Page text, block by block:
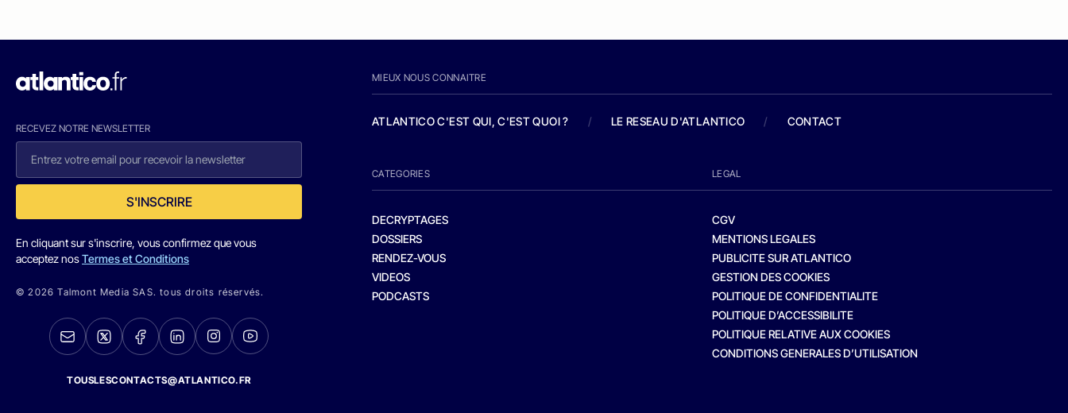
RECEVEZ NOTRE NEWSLETTER
S'INSCRIRE
En cliquant sur s'inscrire, vous confirmez que vous
acceptez nosTermes et Conditions
© 2026 Talmont Media SAS. tous droits réservés.
TOUSLESCONTACTS@ATLANTICO.FR
MIEUX NOUS CONNAITRE
ATLANTICO C'EST QUI, C'EST QUOI ? / LE RESEAU D'ATLANTICO / CONTACT
CATEGORIES
DECRYPTAGES
DOSSIERS
RENDEZ-VOUS
VIDEOS
PODCASTS
LEGAL
CGV
MENTIONS LEGALES
PUBLICITE SUR ATLANTICO
GESTION DES COOKIES
POLITIQUE DE CONFIDENTIALITE
POLITIQUE D’ACCESSIBILITE
POLITIQUE RELATIVE AUX COOKIES
CONDITIONS GENERALES D’UTILISATION